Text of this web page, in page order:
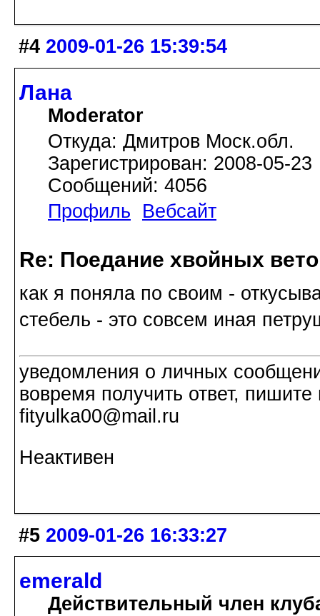
#4 2009-01-26 15:39:54
Лана
Moderator
Откуда: Дмитров Моск.обл.
Зарегистрирован: 2008-05-23
Сообщений: 4056
Профиль
Вебсайт
Re: Поедание хвойных
как я поняла по своим -
стебель - это совсем иная
уведомления о личных
вовремя получить ответ,
fityulka00@mail.ru
Неактивен
#5 2009-01-26 16:33:27
emerald
Действительный член